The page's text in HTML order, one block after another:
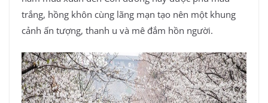
trắng, hồng khôn cùng lãng mạn tạo nên một khung
cảnh ấn tượng, thanh u và mê đắm hồn người.